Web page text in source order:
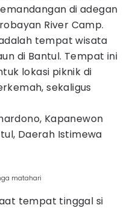
di adegan
River Camp.
tempat wisata
di Bantul. Tempat ini
lokasi piknik di
sekaligus
Kapanewon
Daerah Istimewa
matahari
tempat tinggal si